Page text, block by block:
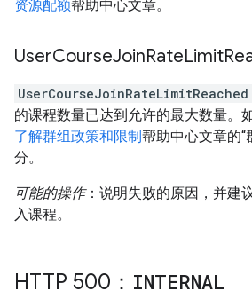
资源配额帮助中心文章。
UserCourseJoinRateLimit
UserCourseJoinRateLimitReached
的课程数量已达到允许的最大数量。
了解群组政策和限制帮助中心文章的“
分。
可能的操作：说明失败的原因，并建
入课程。
HTTP 500： INTERNAL